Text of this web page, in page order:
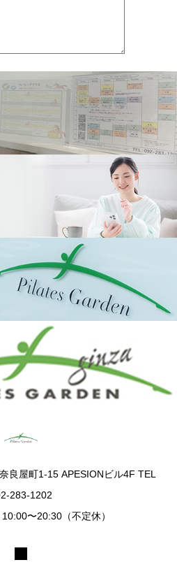
良屋町1-15 APESIONビル4F TEL
283-1202
〜20:30（不定休）